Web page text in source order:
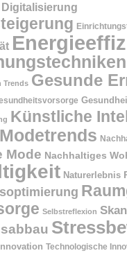
Digitalisierung
Trends Gesunde
Künstliche
Modetrends
Mode Nachhaltiges
Naturerlebnis
Selbstreflexion
Technologische